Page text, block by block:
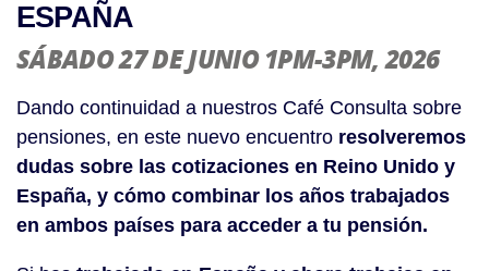
ESPAÑA
SÁBADO 27 DE JUNIO 1PM-3PM, 2026
Dando continuidad a nuestros Café Consulta sobre
pensiones, en este nuevo encuentro resolveremos
dudas sobre las cotizaciones en Reino Unido y
España, y cómo combinar los años trabajados
en ambos países para acceder a tu pensión.